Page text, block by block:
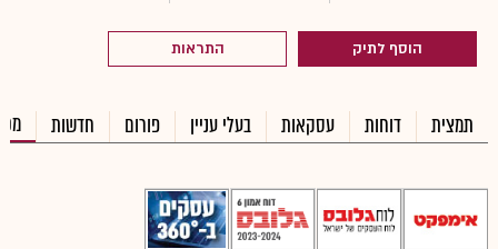
הוסף לתיק התראות
תמצית דוחות עסקאות בעלי עניין פורום חדשות